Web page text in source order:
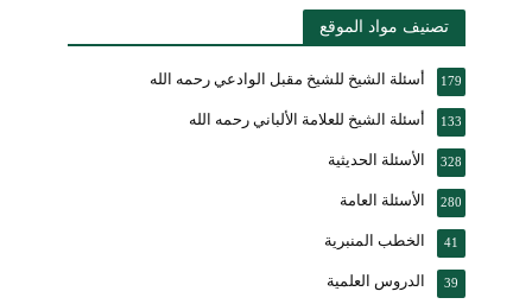
تصنيف مواد الموقع
أسئلة الشيخ للشيخ مقبل الوادعي رحمه الله 179
أسئلة الشيخ للعلامة الألباني رحمه الله 133
الأسئلة الحديثية 328
الأسئلة العامة 280
الخطب المنبرية 41
الدروس العلمية 39